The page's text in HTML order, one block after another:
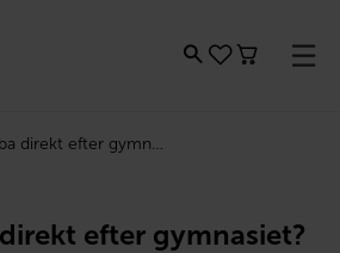
Börja jobba direkt efter gymnasiet?
efter gymnasiet?